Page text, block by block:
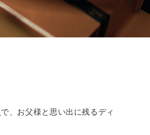
で、お父様と思い出に残るディ